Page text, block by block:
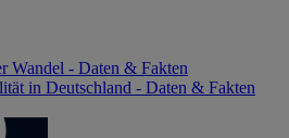
Wandel - Daten & Fakten
in Deutschland - Daten & Fakten